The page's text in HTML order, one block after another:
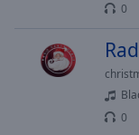
window.
0
0